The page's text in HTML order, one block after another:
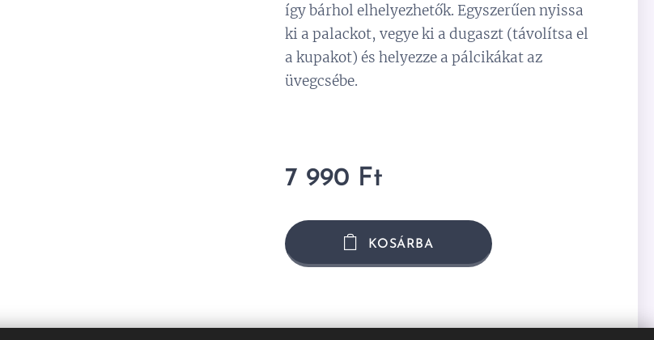
így bárhol elhelyezhetők. Egyszerűen nyissa
ki a palackot, vegye ki a dugaszt (távolítsa el
a kupakot) és helyezze a pálcikákat az
üvegcsébe.
7 990 Ft
KOSÁRBA